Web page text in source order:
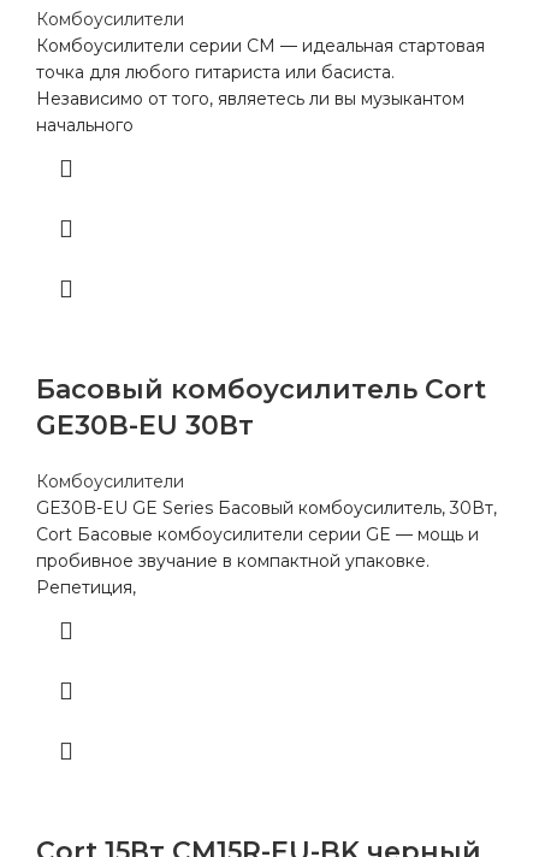
Комбоусилители
Комбоусилители серии CM — идеальная стартовая
точка для любого гитариста или басиста.
Независимо от того, являетесь ли вы музыкантом
начального
Басовый комбоусилитель Cort
GE30B-EU 30Вт
Комбоусилители
GE30B-EU GE Series Басовый комбоусилитель, 30Вт,
Cort Басовые комбоусилители серии GE — мощь и
пробивное звучание в компактной упаковке.
Репетиция,